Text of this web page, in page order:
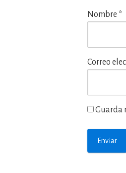
Nombre *
Correo
Guarda